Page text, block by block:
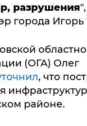
разрушения",
города Игорь
(ОГА) Олег
, что
районе.